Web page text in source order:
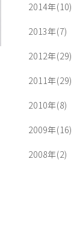
2014年(10)
2013年(7)
2012年(29)
2011年(29)
2010年(8)
2009年(16)
2008年(2)